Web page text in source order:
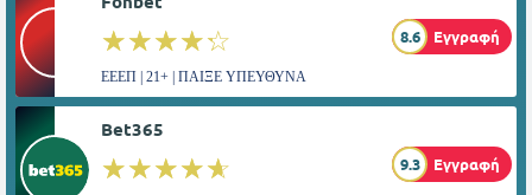
☆☆☆☆☆
★★★★★ 8.6 Εγγραφή
ΕΕΕΠ | 21+ | ΠΑΙΞΕ ΥΠΕΥΘΥΝΑ
Bet365
☆☆☆☆☆
★★★★★ 9.3 Εγγραφή